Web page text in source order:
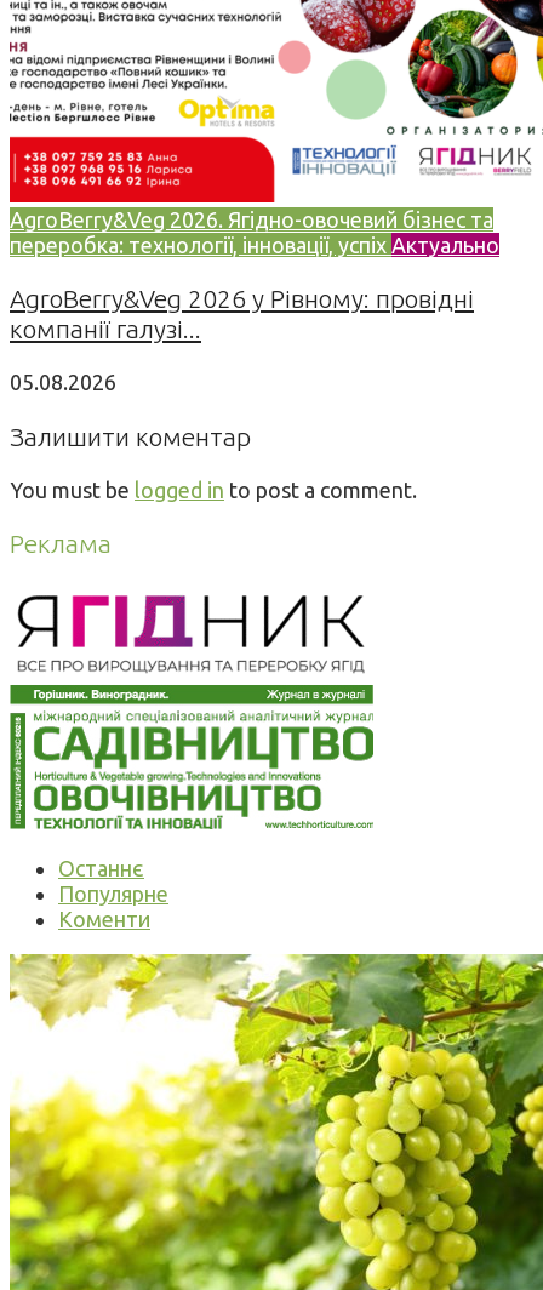
AgroBerry&Veg 2026. Ягідно-овочевий бізнес та
переробка: технології, інновації, успіх Актуально
AgroBerry&Veg 2026 у Рівному: провідні
компанії галузі...
05.08.2026
Залишити коментар
You must be logged in to post a comment.
Реклама
Останнє
Популярне
Коменти